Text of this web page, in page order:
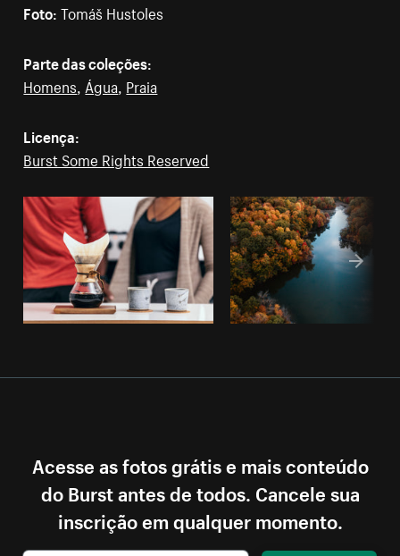
Foto:Tomáš Hustoles
Parte das coleções:
Homens, Água, Praia
Licença:
Burst Some Rights Reserved
Acesse as fotos grátis e mais conteúdo
do Burst antes de todos. Cancele sua
inscrição em qualquer momento.